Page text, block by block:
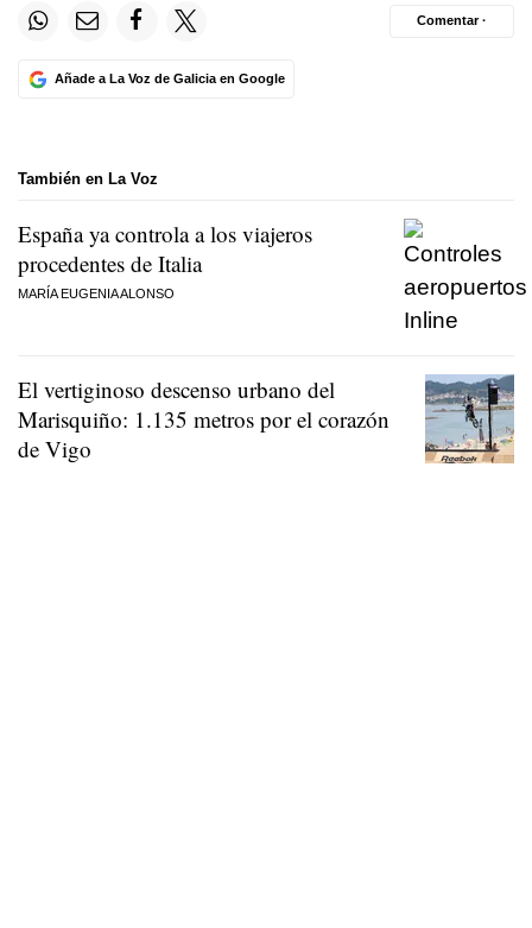
Añade a La Voz de Galicia en Google
Comentar ·
También en La Voz
España ya controla a los viajeros
procedentes de Italia
MARÍA EUGENIA ALONSO
El vertiginoso descenso urbano del
Marisquiño: 1.135 metros por el corazón
de Vigo